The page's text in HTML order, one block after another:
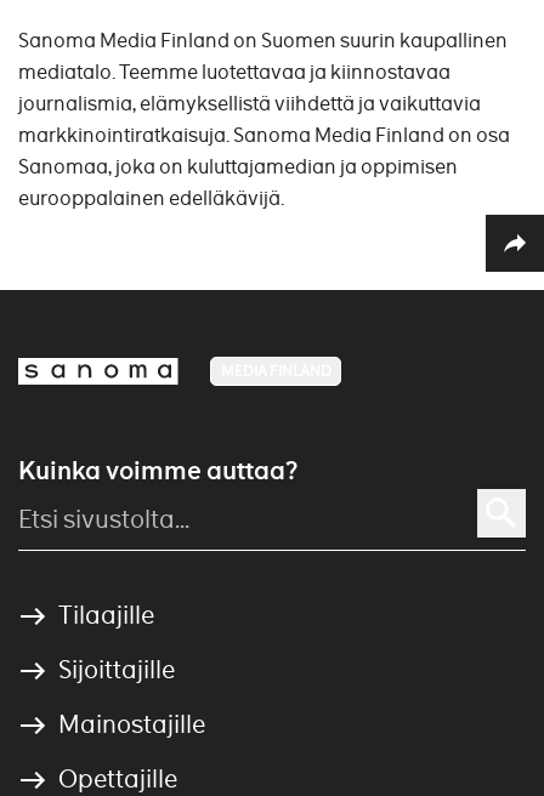
Sanoma Media Finland on Suomen suurin kaupallinen
mediatalo. Teemme luotettavaa ja kiinnostavaa
journalismia, elämyksellistä viihdettä ja vaikuttavia
markkinointiratkaisuja. Sanoma Media Finland on osa
Sanomaa, joka on kuluttajamedian ja oppimisen
eurooppalainen edelläkävijä.
Kuinka voimme auttaa?
Tilaajille
Sijoittajille
Mainostajille
Opettajille